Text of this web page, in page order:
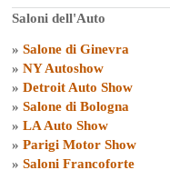
Saloni dell'Auto
» Salone di Ginevra
» NY Autoshow
» Detroit Auto Show
» Salone di Bologna
» LA Auto Show
» Parigi Motor Show
» Saloni Francoforte